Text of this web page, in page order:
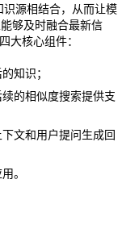
识源相结合，从而让模
够及时融合最新信
大核心组件：
知识；
的相似度搜索提供支
文和用户提问生成回
。